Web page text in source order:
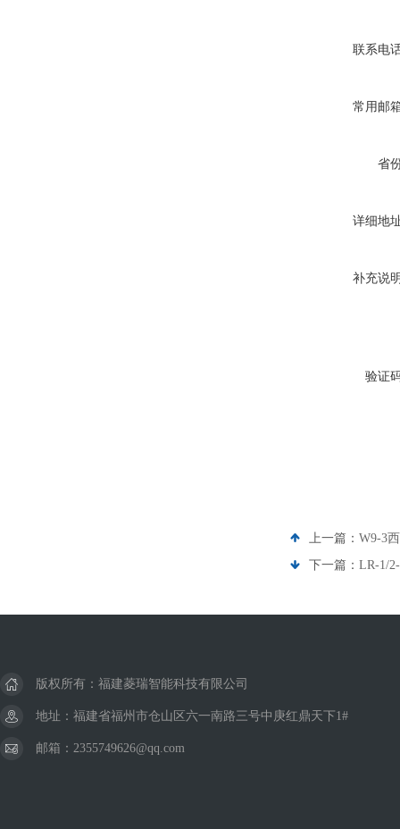
联系电
常用邮
省
详细地
补充说
验证
上一篇： W9-3
下一篇： LR-1/
版权所有：福建菱瑞智能科技有限公司
地址：福建省福州市仓山区六一南路三号中庚红鼎天下1#
邮箱：2355749626@qq.com